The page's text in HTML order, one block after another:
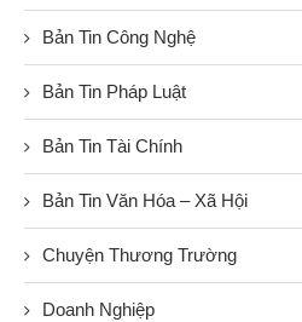
Bản Tin Công Nghệ
Bản Tin Pháp Luật
Bản Tin Tài Chính
Bản Tin Văn Hóa – Xã Hội
Chuyện Thương Trường
Doanh Nghiệp